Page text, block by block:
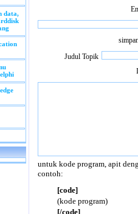
Judul Topik
untuk kode program, apit
contoh:
[code]
(kode program)
[/code]